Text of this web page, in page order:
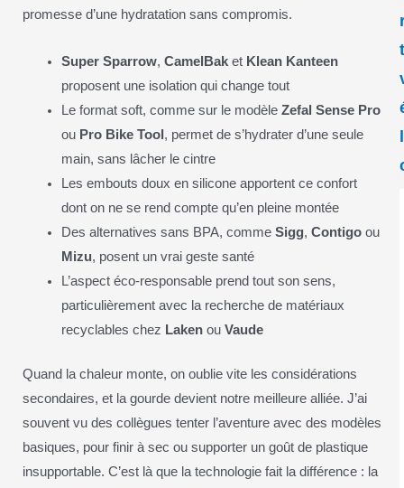
promesse d’une hydratation sans compromis.
Super Sparrow,CamelBak et Klean Kanteen
proposent une isolation qui change tout
Le format soft, comme sur le modèleZefal Sense Pro
ou Pro Bike Tool , permet de s’hydrater d’une seule
main, sans lâcher le cintre
Les embouts doux en silicone apportent ce confort
dont on ne se rend compte qu’en pleine montée
Des alternatives sans BPA, commeSigg,Contigo ou
Mizu, posent un vrai geste santé
L’aspect éco-responsable prend tout son sens,
particulièrement avec la recherche de matériaux
recyclables chez Laken ouVaude
Quand la chaleur monte, on oublie vite les considérations
secondaires, et la gourde devient notre meilleure alliée. J’ai
souvent vu des collègues tenter l’aventure avec des modèles
basiques, pour finir à sec ou supporter un goût de plastique
insupportable. C’est là que la technologie fait la différence : la